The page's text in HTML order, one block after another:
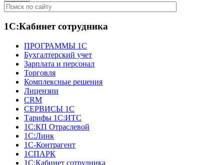
1С:Кабинет сотрудника
ПРОГРАММЫ 1С
Бухгалтерский учет
Зарплата и персонал
Торговля
Комплексные решения
Лицензии
CRM
СЕРВИСЫ 1С
Тарифы 1С:ИТС
1С:КП Отраслевой
1С:Линк
1С-Контрагент
1СПАРК
1С:Кабинет сотрудника